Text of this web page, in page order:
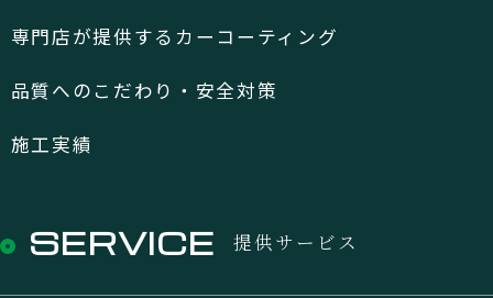
専門店が提供するカーコーティング
品質へのこだわり・安全対策
施工実績
SERVICE 提供サービス